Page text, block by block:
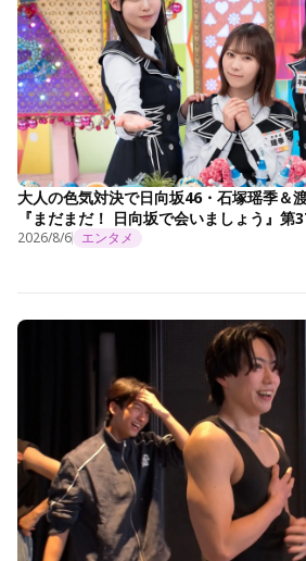
大人の色気対決で日向坂46・石塚瑶季＆
『まだまだ！ 日向坂で会いましょう』第
2026/8/6 エンタメ